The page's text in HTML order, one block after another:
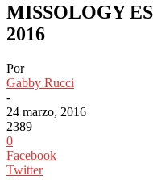
MISSOLOGY
2016
Por
Gabby Rucci
-
24 marzo, 2016
2389
0
Facebook
Twitter